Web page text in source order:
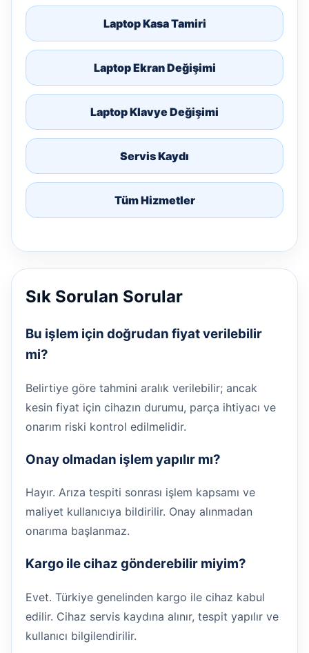
Laptop Kasa Tamiri
Laptop Ekran Değişimi
Laptop Klavye Değişimi
Servis Kaydı
Tüm Hizmetler
Sık Sorulan Sorular
Bu işlem için doğrudan fiyat verilebilir
mi?
Belirtiye göre tahmini aralık verilebilir; ancak
kesin fiyat için cihazın durumu, parça ihtiyacı ve
onarım riski kontrol edilmelidir.
Onay olmadan işlem yapılır mı?
Hayır. Arıza tespiti sonrası işlem kapsamı ve
maliyet kullanıcıya bildirilir. Onay alınmadan
onarıma başlanmaz.
Kargo ile cihaz gönderebilir miyim?
Evet. Türkiye genelinden kargo ile cihaz kabul
edilir. Cihaz servis kaydına alınır, tespit yapılır ve
kullanıcı bilgilendirilir.